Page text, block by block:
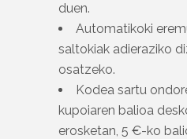
duen.
Automatikoki
saltokiak adieraziko
osatzeko.
Kodea sartu
kupoiaren balioa
erosketan, 5 €-ko